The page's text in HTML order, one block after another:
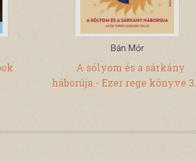
Bán Mór
A sólyom és a sárkány
háborúja - Ezer rege könyve 3.